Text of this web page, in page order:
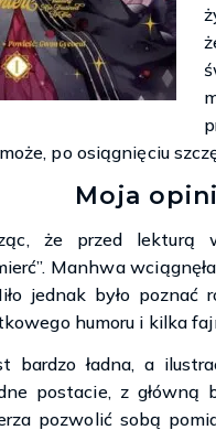
po osiągnięciu
Moja
że przed lekturą
Manhwa
jednak było poznać
humoru i kilka
bardzo ładna, a
postacie, z
pozwolić sobą